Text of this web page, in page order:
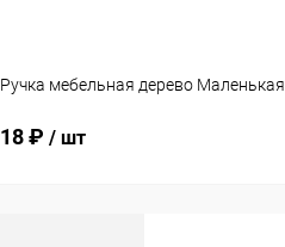
Ручка мебельная дерево Маленькая
18 ₽ / шт